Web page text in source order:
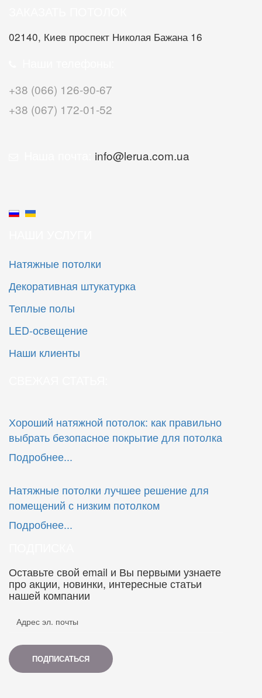
02140, Киев проспект Николая Бажана 16
+38 (066) 126-90-67
+38 (067) 172-01-52
info@lerua.com.ua
Натяжные потолки
Декоративная штукатурка
Теплые полы
LED-освещение
Наши клиенты
Хороший натяжной потолок: как правильно
выбрать безопасное покрытие для потолка
Подробнее...
Натяжные потолки лучшее решение для
помещений с низким потолком
Подробнее...
Оставьте свой email и Вы первыми узнаете
про акции, новинки, интересные статьи
нашей компании